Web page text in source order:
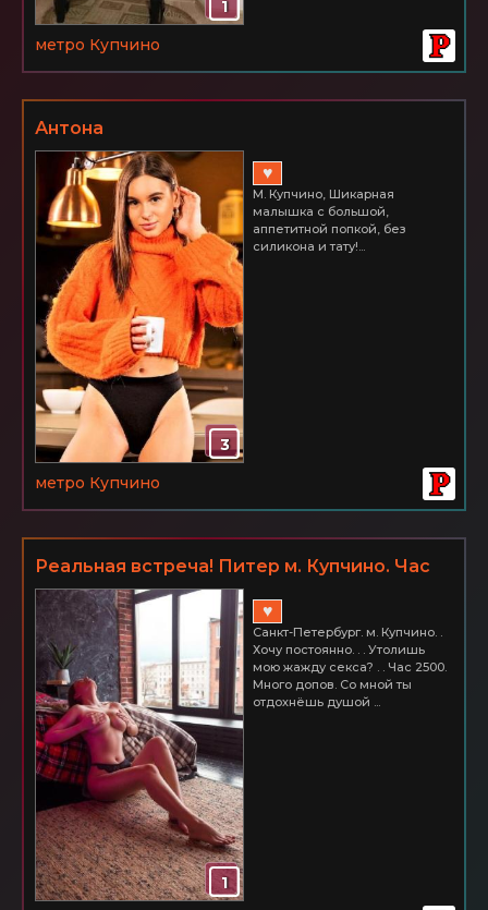
1
метро Купчино
Антона
3
♥
М. Купчино, Шикарная
малышка с большой,
аппетитной попкой, без
силикона и тату!...
метро Купчино
Реальная встреча! Питер м. Купчино. Час
2500
1
♥
Санкт-Петербург. м. Купчино. .
Хочу постоянно. . . Утолишь
мою жажду секса? . . Час 2500.
Много допов. Со мной ты
отдохнёшь душой ...